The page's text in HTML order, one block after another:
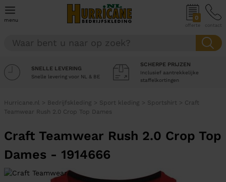
menu 0
offerte contact
SNELLE LEVERING
Snelle levering voor NL & BE
SCHERPE PRIJZEN
Inclusief aantrekkelijke
staffelkortingen
Hurricane.nl > Bedrijfskleding > Sport kleding > Sportshirt > Craft
Teamwear Rush 2.0 Crop Top Dames
Craft Teamwear Rush 2.0 Crop Top
Dames - 1914666